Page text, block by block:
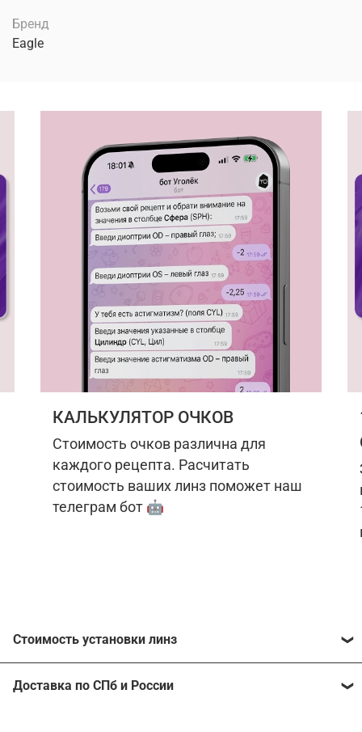
Бренд
Eagle
КАЛЬКУЛЯТОР ОЧКОВ
Стоимость очков различна для
каждого рецепта. Расчитать
стоимость ваших линз поможет наш
телеграм бот 🤖
Стоимость установки линз
Расчитать стоимость ваших линз поможет
Доставка по СПб и России